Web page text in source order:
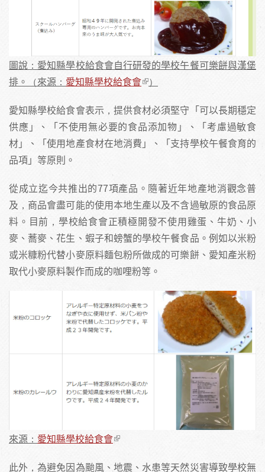
圖說：愛知縣學校給食會自行研發的學校午餐可樂餅與漢堡
排。（來源： 愛知縣學校給食會 ）
愛知縣學校給食會表示，提供食材必須堅守「可以長期穩定
供應」、「不使用無必要的食品添加物」、「考慮過敏食
材」、「使用地產食材在地消費」、「支持學校午餐食育的
品項」等原則。
從成立迄今共推出的77項產品。隨著近年地產地消觀念普
及，商品會盡可能的使用本地生產以及不含過敏原的食品原
料。目前，學校給食會正積極開發不使用雞蛋、牛奶、小
麥、蕎麥、花生、蝦子和螃蟹的學校午餐食品。例如以米粉
或米糠粉代替小麥原料麵包粉所做成的可樂餅、愛知產米粉
取代小麥原料製作而成的咖哩粉等。
來源： 愛知縣學校給食會
此外，為避免因為颱風、地震、水患等天然災害導致學校無